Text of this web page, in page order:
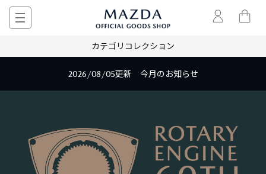
カテゴリ コレクション
2026/08/05更新 今月のお知らせ